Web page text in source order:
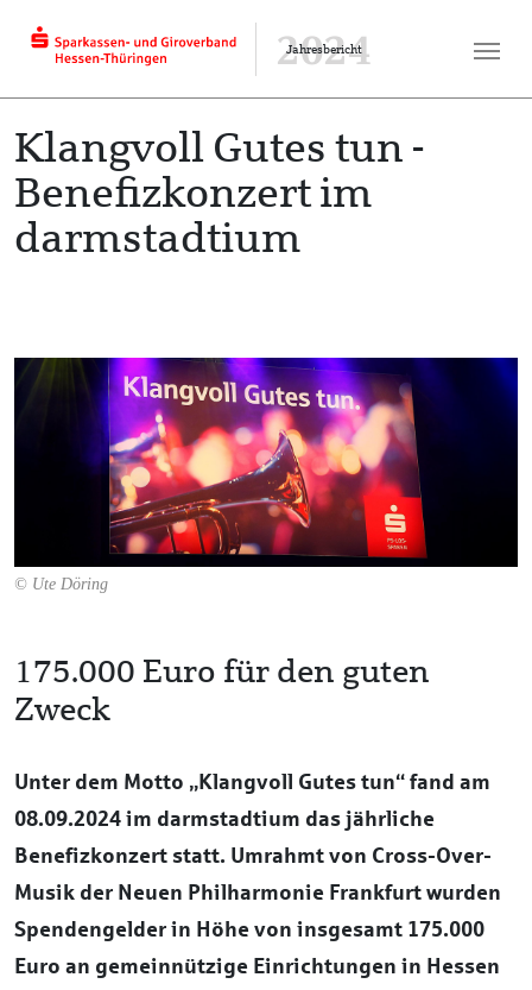
Jahresbericht
2024
Klangvoll Gutes tun -
Benefizkonzert im
darmstadtium
© Ute Döring
175.000 Euro für den guten
Zweck
Unter dem Motto „Klangvoll Gutes tun“ fand am
08.09.2024 im darmstadtium das jährliche
Benefizkonzert statt. Umrahmt von Cross-Over-
Musik der Neuen Philharmonie Frankfurt wurden
Spendengelder in Höhe von insgesamt 175.000
Euro an gemeinnützige Einrichtungen in Hessen